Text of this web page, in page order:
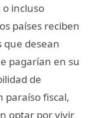
incluso
países reciben
que desean
pagarían en su
de
paraíso fiscal,
optar por vivir